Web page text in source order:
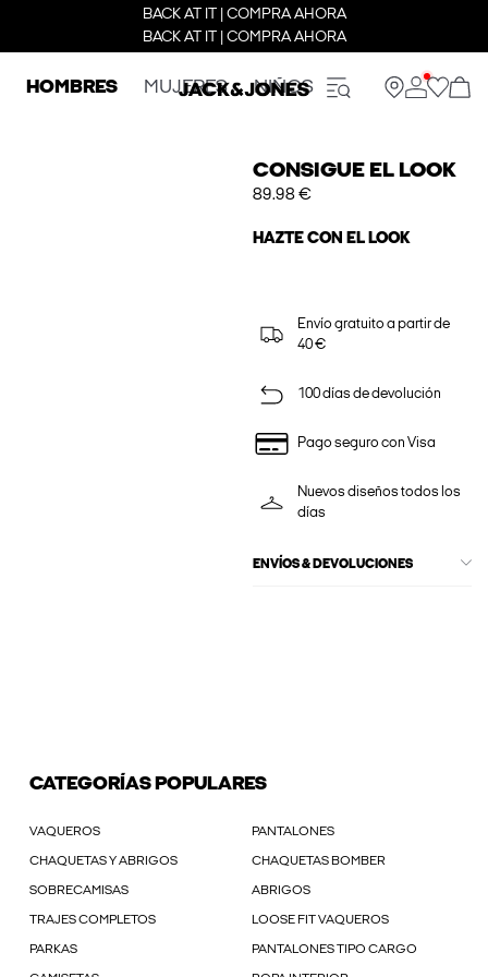
BACK AT IT | COMPRA AHORA
BACK AT IT | COMPRA AHORA
HOMBRES MUJERES NIÑOS
CONSIGUE EL LOOK
89.98 €
HAZTE CON EL LOOK
Envío gratuito a partir de
40 €
100 días de devolución
Pago seguro con Visa
Nuevos diseños todos los
días
ENVÍOS & DEVOLUCIONES
CATEGORÍAS POPULARES
VAQUEROS PANTALONES
CHAQUETAS Y ABRIGOS CHAQUETAS BOMBER
SOBRECAMISAS ABRIGOS
TRAJES COMPLETOS LOOSE FIT VAQUEROS
PARKAS PANTALONES TIPO CARGO